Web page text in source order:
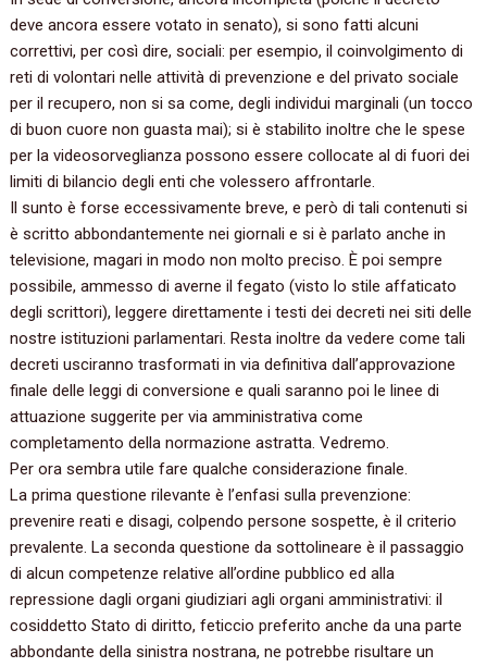
deve ancora essere votato in senato), si sono fatti alcuni
correttivi, per così dire, sociali: per esempio, il coinvolgimento di
reti di volontari nelle attività di prevenzione e del privato sociale
per il recupero, non si sa come, degli individui marginali (un tocco
di buon cuore non guasta mai); si è stabilito inoltre che le spese
per la videosorveglianza possono essere collocate al di fuori dei
limiti di bilancio degli enti che volessero affrontarle.
Il sunto è forse eccessivamente breve, e però di tali contenuti si
è scritto abbondantemente nei giornali e si è parlato anche in
televisione, magari in modo non molto preciso. È poi sempre
possibile, ammesso di averne il fegato (visto lo stile affaticato
degli scrittori), leggere direttamente i testi dei decreti nei siti delle
nostre istituzioni parlamentari. Resta inoltre da vedere come tali
decreti usciranno trasformati in via definitiva dall’approvazione
finale delle leggi di conversione e quali saranno poi le linee di
attuazione suggerite per via amministrativa come
completamento della normazione astratta. Vedremo.
Per ora sembra utile fare qualche considerazione finale.
La prima questione rilevante è l’enfasi sulla prevenzione:
prevenire reati e disagi, colpendo persone sospette, è il criterio
prevalente. La seconda questione da sottolineare è il passaggio
di alcun competenze relative all’ordine pubblico ed alla
repressione dagli organi giudiziari agli organi amministrativi: il
cosiddetto Stato di diritto, feticcio preferito anche da una parte
abbondante della sinistra nostrana, ne potrebbe risultare un